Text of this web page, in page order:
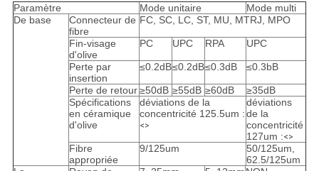
Paramètre
Mode unitaire
Mode multi
De base
Connecteur de
fibre
FC, SC, LC, ST, MU, MTRJ, MPO
Fin-visage
d'olive
PC UPC RPA UPC
Perte par
insertion
≤0.2dB≤0.2dB≤0.3dB ≤0.3bB
Perte de retour≥50dB ≥55dB ≥60dB
≥35dB
Spécifications
en céramique
d'olive
déviations de la
concentricité 125.5um :
<>
déviations
de la
concentricité
127um :<>
Fibre
appropriée
9/125um
50/125um,
62.5/125um